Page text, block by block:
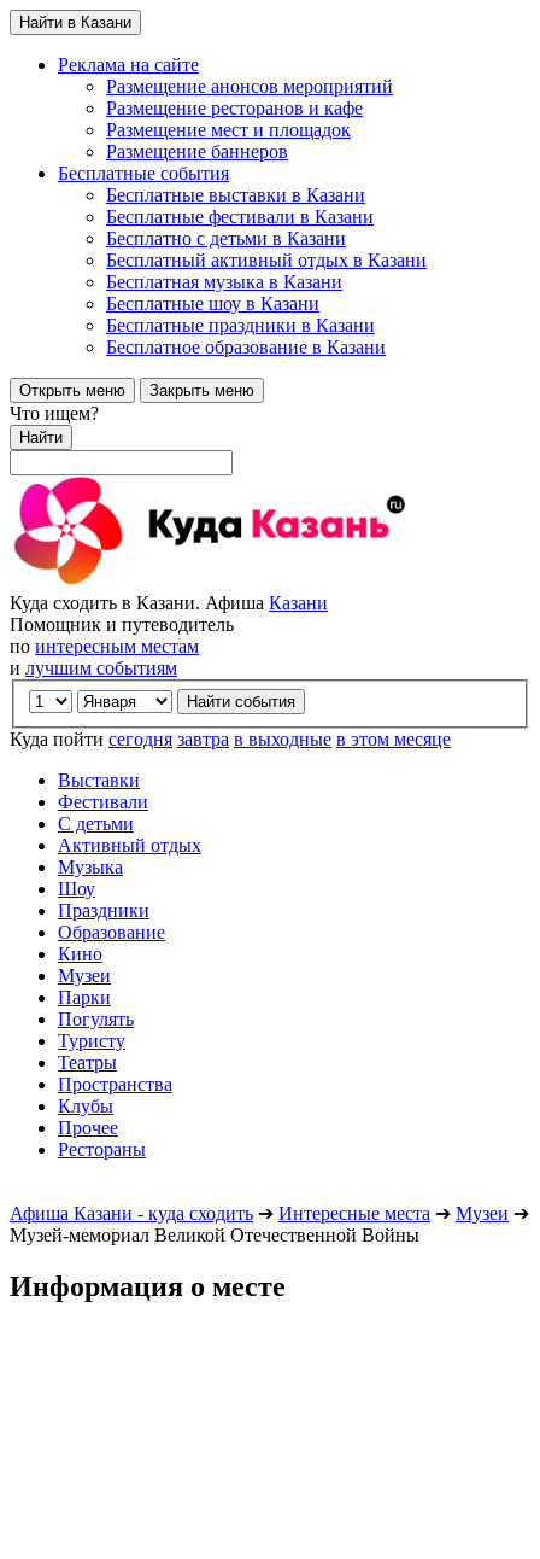
Найти в Казани
Реклама на сайте
Размещение анонсов мероприятий
Размещение ресторанов и кафе
Размещение мест и площадок
Размещение баннеров
Бесплатные события
Бесплатные выставки в Казани
Бесплатные фестивали в Казани
Бесплатно с детьми в Казани
Бесплатный активный отдых в Казани
Бесплатная музыка в Казани
Бесплатные шоу в Казани
Бесплатные праздники в Казани
Бесплатное образование в Казани
Открыть меню Закрыть меню
Что ищем?
Найти
Куда сходить в Казани. Афиша Казани
Помощник и путеводитель
по интересным местам
и лучшим событиям
Куда пойти сегодня завтра в выходные в этом месяце
Выставки
Фестивали
С детьми
Активный отдых
Музыка
Шоу
Праздники
Образование
Кино
Музеи
Парки
Погулять
Туристу
Театры
Пространства
Клубы
Прочее
Рестораны
Афиша Казани - куда сходить ➔ Интересные места ➔ Музеи ➔
Музей-мемориал Великой Отечественной Войны
Информация о месте